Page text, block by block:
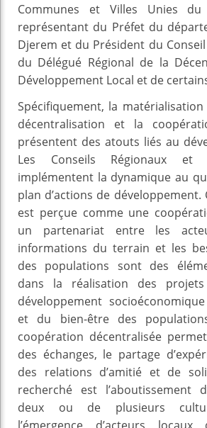
Communes et Villes Unies du
représentant du Préfet du
Djerem et du Président du Conseil
du Délégué Régional de la
Développement Local et de
Spécifiquement, la
décentralisation et la
présentent des atouts liés au
Les Conseils Régionaux et
implémentent la dynamique au
plan d’actions de développement.
est perçue comme une
un partenariat entre les
informations du terrain et les
des populations sont des
dans la réalisation des
développement
et du bien-être des
coopération décentralisée
des échanges, le partage
des relations d’amitié et de
recherché est l’aboutissement
deux ou de plusieurs